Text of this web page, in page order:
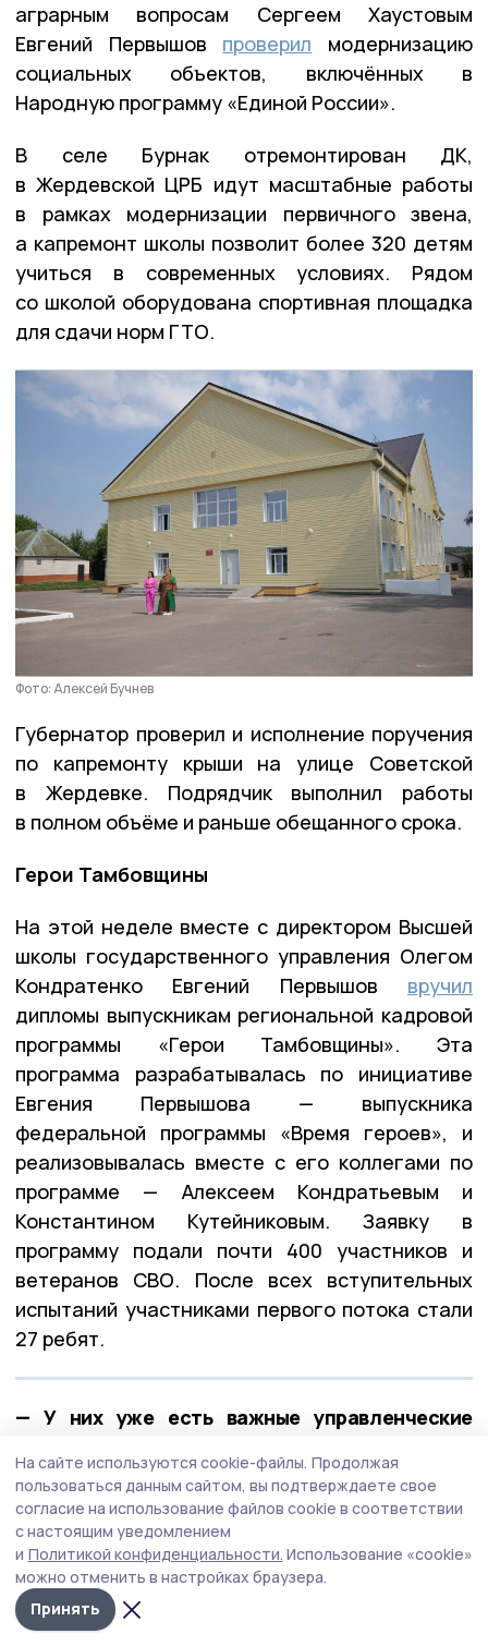
аграрным вопросам Сергеем Хаустовым
Евгений Первышов проверил модернизацию
социальных объектов, включённых в
Народную программу «Единой России».
В селе Бурнак отремонтирован ДК,
в Жердевской ЦРБ идут масштабные работы
в рамках модернизации первичного звена,
а капремонт школы позволит более 320 детям
учиться в современных условиях. Рядом
со школой оборудована спортивная площадка
для сдачи норм ГТО.
Фото: Алексей Бучнев
Губернатор проверил и исполнение поручения
по капремонту крыши на улице Советской
в Жердевке. Подрядчик выполнил работы
в полном объёме и раньше обещанного срока.
Герои Тамбовщины
На этой неделе вместе с директором Высшей
школы государственного управления Олегом
Кондратенко Евгений Первышов вручил
дипломы выпускникам региональной кадровой
программы «Герои Тамбовщины». Эта
программа разрабатывалась по инициативе
Евгения Первышова — выпускника
федеральной программы «Время героев», и
реализовывалась вместе с его коллегами по
программе — Алексеем Кондратьевым и
Константином Кутейниковым. Заявку в
программу подали почти 400 участников и
ветеранов СВО. После всех вступительных
испытаний участниками первого потока стали
27 ребят.
— У них уже есть важные управленческие
сложных ситуациях, брать на себя
ответственность и работать в команде. А
обучение в рамках «Героев Тамбовщины» дало
новые знания, навыки и умения, — отметил
Евгений Первышов.
На сайте используются cookie-файлы. Продолжая
пользоваться данным сайтом, вы подтверждаете свое
согласие на использование файлов cookie в соответствии
с настоящим уведомлением
и Политикой конфиденциальности. Использование «cookie»
можно отменить в настройках браузера.
Принять